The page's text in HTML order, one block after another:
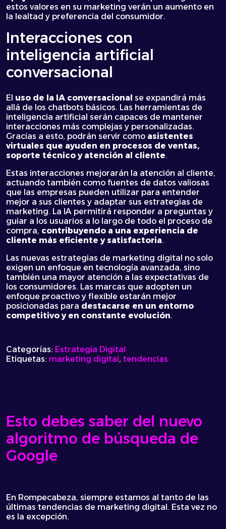
estos valores en su marketing verán un aumento en
la lealtad y preferencia del consumidor.
Interacciones con
inteligencia artificial
conversacional
El uso de la IA conversacional se expandirá más
allá de los chatbots básicos. Las herramientas de
inteligencia artificial serán capaces de mantener
interacciones más complejas y personalizadas.
Gracias a esto, podrán servir como asistentes
virtuales que ayuden en procesos de ventas,
soporte técnico y atención al cliente.
Estas interacciones mejorarán la atención al cliente,
actuando también como fuentes de datos valiosas
que las empresas pueden utilizar para entender
mejor a sus clientes y adaptar sus estrategias de
marketing. La IA permitirá responder a preguntas y
guiar a los usuarios a lo largo de todo el proceso de
compra, contribuyendo a una experiencia de
cliente más eficiente y satisfactoria.
Las nuevas estrategias de marketing digital no solo
exigen un enfoque en tecnología avanzada, sino
también una mayor atención a las expectativas de
los consumidores. Las marcas que adopten un
enfoque proactivo y flexible estarán mejor
posicionadas para destacarse en un entorno
competitivo y en constante evolución.
Categorías: Estrategia Digital
Etiquetas: marketing digital, tendencias
Esto debes saber del nuevo
algoritmo de búsqueda de
Google
En Rompecabeza, siempre estamos al tanto de las
últimas tendencias de marketing digital. Esta vez no
es la excepción.